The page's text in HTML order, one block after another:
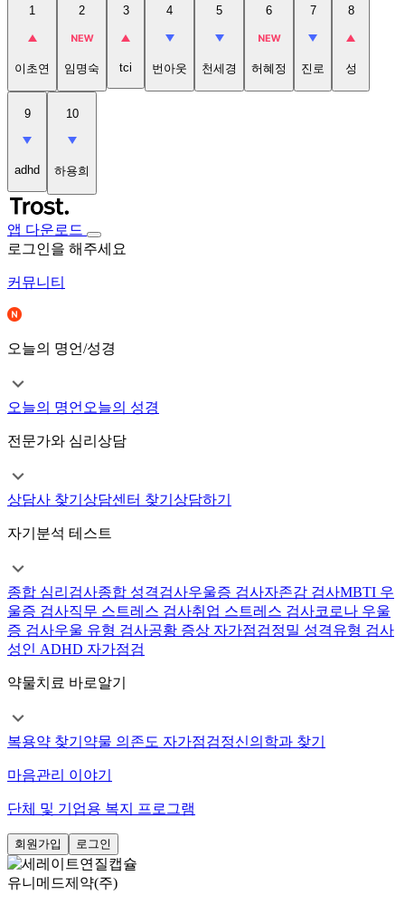
1
이초연
2
임명숙
3
tci
4
번아웃
5
천세경
6
허혜정
7
진로
8
성
9
adhd
10
하용희
앱 다운로드
로그인을 해주세요
커뮤니티
오늘의 명언/성경
오늘의 명언 오늘의 성경
전문가와 심리상담
상담사 찾기 상담센터 찾기 상담하기
자기분석 테스트
종합 심리검사종합 성격검사우울증 검사자존감 검사MBTI 우
울증 검사직무 스트레스 검사취업 스트레스 검사코로나 우울
증 검사우울 유형 검사공황 증상 자가점검정밀 성격유형 검사
성인 ADHD 자가점검
약물치료 바로알기
복용약 찾기 약물 의존도 자가점검정신의학과 찾기
마음관리 이야기
단체 및 기업용 복지 프로그램
회원가입 로그인
유니메드제약(주)